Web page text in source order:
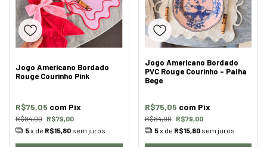
Jogo Americano Bordado
Rouge Courinho Pink
R$84,00 R$79,00
R$75,05 com Pix
5x de R$15,80 sem juros
Jogo Americano Bordado
PVC Rouge Courinho - Palha
Bege
R$84,00 R$79,00
R$75,05 com Pix
5x de R$15,80 sem juros